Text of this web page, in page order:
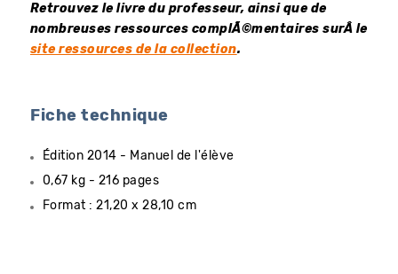
Retrouvez le livre du professeur, ainsi que de
nombreuses ressources complÃ©mentaires surÂ le
site ressources de la collection.
Fiche technique
Édition 2014 - Manuel de l'élève
0,67 kg - 216 pages
Format : 21,20 x 28,10 cm